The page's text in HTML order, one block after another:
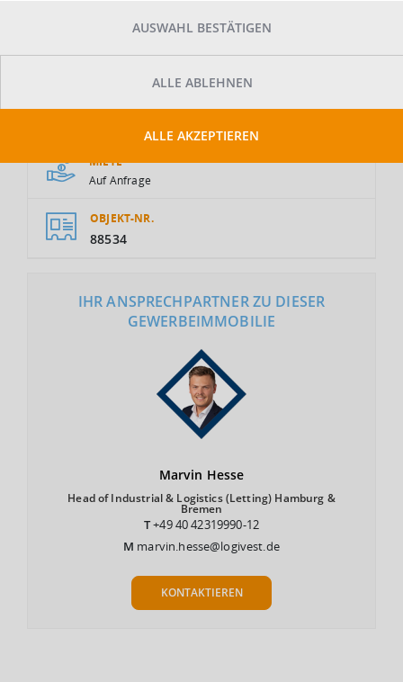
MIETE
Auf Anfrage
OBJEKT-NR.
88534
IHR ANSPRECHPARTNER ZU DIESER
GEWERBEIMMOBILIE
Marvin Hesse
Head of Industrial & Logistics (Letting) Hamburg &
Bremen
T+49 40 42319990-12
M marvin.hesse@logivest.de
KONTAKTIEREN
AUSWAHL BESTÄTIGEN
ALLE ABLEHNEN
ALLE AKZEPTIEREN